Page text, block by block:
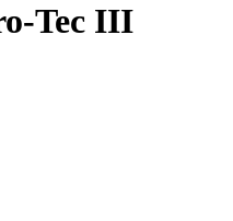
Tec III